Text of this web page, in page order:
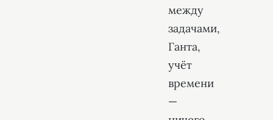
между
задачами,
Ганта,
учёт
времени
—